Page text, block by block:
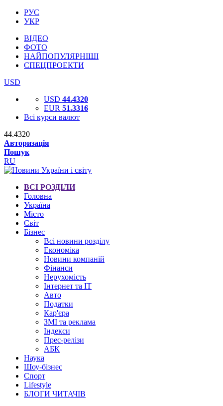
РУС
УКР
ВІДЕО
ФОТО
НАЙПОПУЛЯРНІШІ
СПЕЦПРОЕКТИ
USD
USD 44.4320
EUR 51.3316
Всі курси валют
44.4320
Авторизація
Пошук
RU
ВСІ РОЗДІЛИ
Головна
Україна
Місто
Світ
Бізнес
Всі новини розділу
Економіка
Новини компаній
Фінанси
Нерухомість
Інтернет та IT
Авто
Податки
Кар'єра
ЗМІ та реклама
Індекси
Прес-релізи
АБК
Наука
Шоу-бізнес
Спорт
Lifestyle
БЛОГИ ЧИТАЧІВ